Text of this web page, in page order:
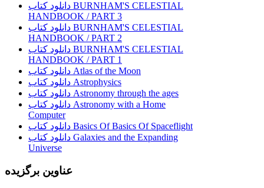
دانلود کتاب BURNHAM'S CELESTIAL
HANDBOOK / PART 3
دانلود کتاب BURNHAM'S CELESTIAL
HANDBOOK / PART 2
دانلود کتاب BURNHAM'S CELESTIAL
HANDBOOK / PART 1
دانلود کتاب Atlas of the Moon
دانلود کتاب Astrophysics
دانلود کتاب Astronomy through the ages
دانلود کتاب Astronomy with a Home
Computer
دانلود کتاب Basics Of Basics Of Spaceflight
دانلود کتاب Galaxies and the Expanding
Universe
عناوین برگزیده